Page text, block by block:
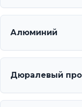
Алюминий
Дюралевый